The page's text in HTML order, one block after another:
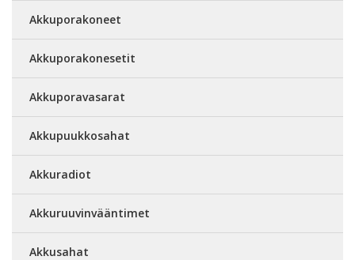
Akkuporakoneet
Akkuporakonesetit
Akkuporavasarat
Akkupuukkosahat
Akkuradiot
Akkuruuvinvääntimet
Akkusahat